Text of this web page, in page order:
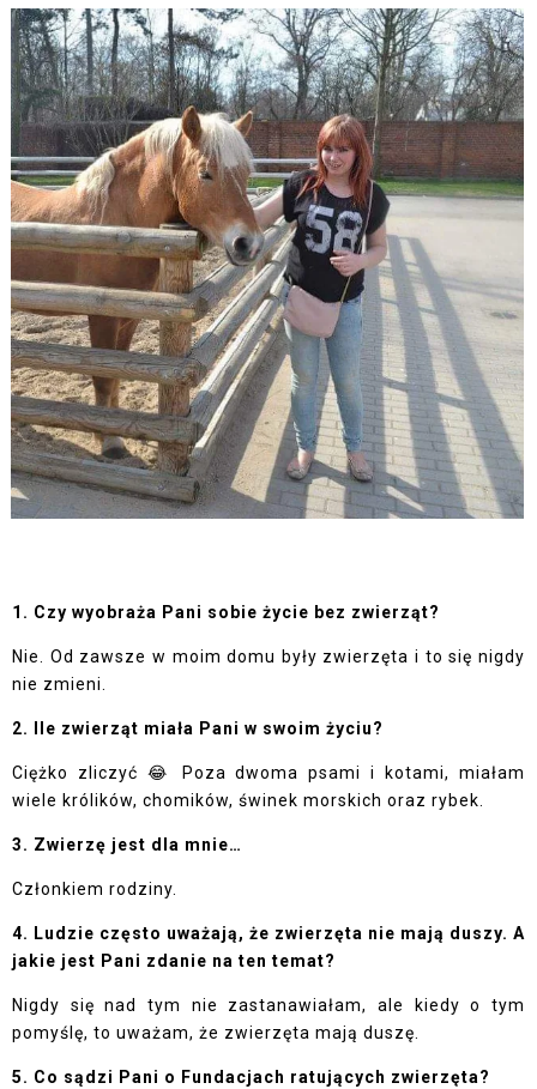
1. Czy wyobraża Pani sobie życie bez zwierząt?
Nie. Od zawsze w moim domu były zwierzęta i to się nigdy
nie zmieni.
2. Ile zwierząt miała Pani w swoim życiu?
Ciężko zliczyć 😂 Poza dwoma psami i kotami, miałam
wiele królików, chomików, świnek morskich oraz rybek.
3. Zwierzę jest dla mnie…
Członkiem rodziny.
4. Ludzie często uważają, że zwierzęta nie mają duszy. A
jakie jest Pani zdanie na ten temat?
Nigdy się nad tym nie zastanawiałam, ale kiedy o tym
pomyślę, to uważam, że zwierzęta mają duszę.
5. Co sądzi Pani o Fundacjach ratujących zwierzęta?